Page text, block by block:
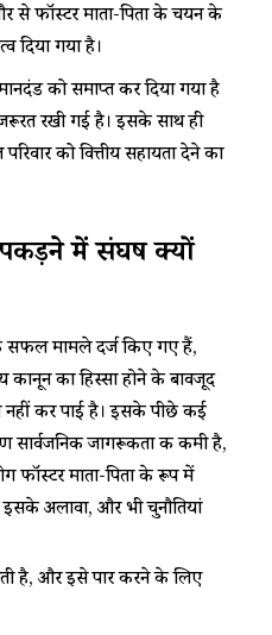
से फॉस्टर माता-पिता के चयन के
दिया गया है।
को समाप्त कर दिया गया है
रखी गई है। इसके साथ ही
को वित्तीय सहायता देने का
में संघर्ष क्यों
सफल मामले दर्ज किए गए हैं,
का हिस्सा होने के बावजूद
नहीं कर पाई है। इसके पीछे कई
जागरूकता की कमी है,
फॉस्टर माता-पिता के रूप में
अलावा, और भी चुनौतियां
है, और इसे पार करने के लिए